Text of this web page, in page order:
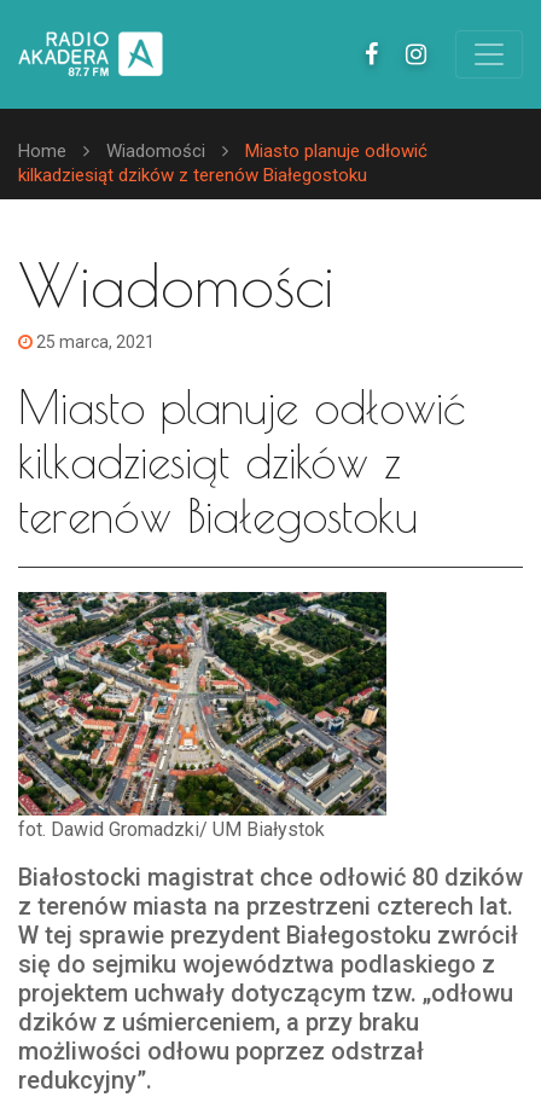
Home Wiadomości
Miasto planuje odłowić
kilkadziesiąt dzików z terenów Białegostoku
Wiadomości
25 marca, 2021
Miasto planuje odłowić
kilkadziesiąt dzików z
terenów Białegostoku
fot. Dawid Gromadzki/ UM Białystok
Białostocki magistrat chce odłowić 80 dzików
z terenów miasta na przestrzeni czterech lat.
W tej sprawie prezydent Białegostoku zwrócił
się do sejmiku województwa podlaskiego z
projektem uchwały dotyczącym tzw. „odłowu
dzików z uśmierceniem, a przy braku
możliwości odłowu poprzez odstrzał
redukcyjny”.